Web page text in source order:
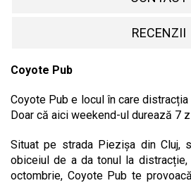
RECENZII
Coyote Pub
Coyote Pub e locul în care
Doar că aici weekend-ul durează 7
Situat pe strada Piezișa din Cluj,
obiceiul de a da tonul la
octombrie, Coyote Pub te